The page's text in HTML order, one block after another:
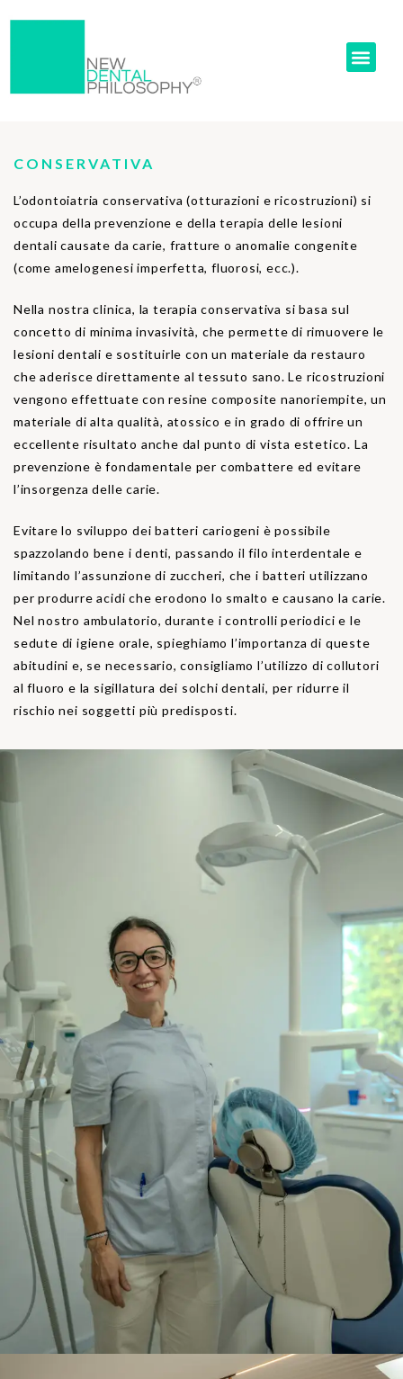
CONSERVATIVA
L’odontoiatria conservativa (otturazioni e ricostruzioni) si
occupa della prevenzione e della terapia delle lesioni
dentali causate da carie, fratture o anomalie congenite
(come amelogenesi imperfetta, fluorosi, ecc.).
Nella nostra clinica, la terapia conservativa si basa sul
concetto di minima invasività, che permette di rimuovere le
lesioni dentali e sostituirle con un materiale da restauro
che aderisce direttamente al tessuto sano. Le ricostruzioni
vengono effettuate con resine composite nanoriempite, un
materiale di alta qualità, atossico e in grado di offrire un
eccellente risultato anche dal punto di vista estetico. La
prevenzione è fondamentale per combattere ed evitare
l’insorgenza delle carie.
Evitare lo sviluppo dei batteri cariogeni è possibile
spazzolando bene i denti, passando il filo interdentale e
limitando l’assunzione di zuccheri, che i batteri utilizzano
per produrre acidi che erodono lo smalto e causano la carie.
Nel nostro ambulatorio, durante i controlli periodici e le
sedute di igiene orale, spieghiamo l’importanza di queste
abitudini e, se necessario, consigliamo l’utilizzo di collutori
al fluoro e la sigillatura dei solchi dentali, per ridurre il
rischio nei soggetti più predisposti.